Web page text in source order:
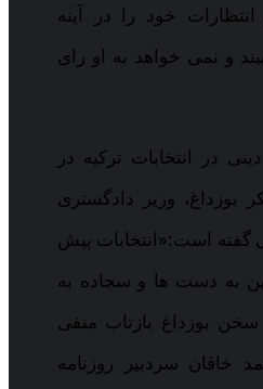
خود را در آینه
و نمی خواهد به او رای
در انتخابات ترکیه در
بوزداغ، وزیر دادگستری
گفته است:«انتخابات پیش
به دست ها و سجاده به
بوزداغ بازتاب منفی
خاقان سردبیر روزنامه